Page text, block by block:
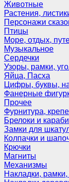
Животные
Растения,
Персонажи
Птицы
Море, отдых,
Музыкальное
Сердечки
Узоры, рамки,
Яйца, Пасха
Цифры, буквы,
Фанерные
Прочее
Фурнитура,
Брелоки и
Замки для
Колпачки и
Крючки
Магниты
Механизмы
Накладки, рамки,